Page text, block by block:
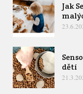
Jak
dětí